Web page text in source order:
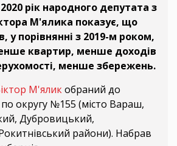
рік народного депутата з
М'ялика показує, що
у порівнянні з 2019-м роком,
квартир, менше доходів
менше збережень.
М'яликобраний до
округу №155 (місто Вараш,
Дубровицький,
райони). Набрав